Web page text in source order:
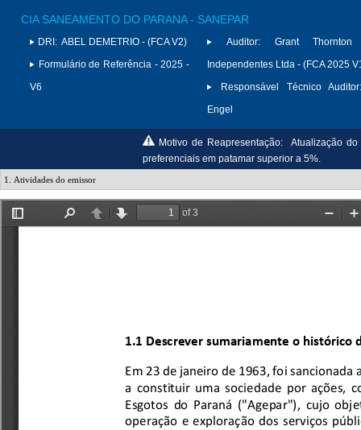
CIA SANEAMENTO DO PARANA - SANEPAR
DRI: ABEL DEMETRIO - (FCA V2)
Formulário de Referência - 2025 -
V6
Auditor:
Grant Thornton
Independentes Ltda - (FCA 2025
Responsável Técnico
Engel
Motivo de Reapresentação:
Atualização
preferenciais em patamar superior a 5%.